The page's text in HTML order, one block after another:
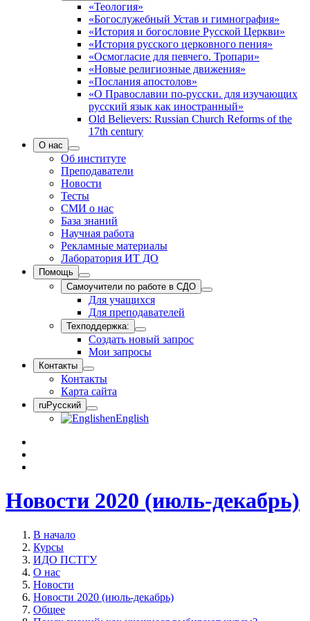
«Теология»
«Богослужебный Устав и гимнография»
«История и богословие Русской Церкви»
«История русского церковного пения»
«Осмогласие для певчего. Тропари»
«Новые религиозные движения»
«Послания апостолов»
«О Православии по-русски. для изучающих
русский язык как иностранный»
Old Believers: Russian Church Reforms of the
17th century
О нас
Об институте
Преподаватели
Новости
Тесты
СМИ о нас
База знаний
Научная работа
Рекламные материалы
Лаборатория ИТ ДО
Помощь
Самоучители по работе в СДО
Для учащихся
Для преподавателей
Техподдержка:
Создать новый запрос
Мои запросы
Контакты
Контакты
Карта сайта
ruРусский
enEnglish
Новости 2020 (июль-декабрь)
В начало
Курсы
ИДО ПСТГУ
О нас
Новости
Новости 2020 (июль-декабрь)
Общее